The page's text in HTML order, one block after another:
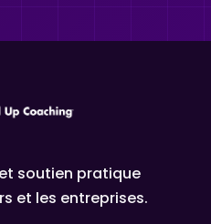
soutien pratique
et les entreprises.